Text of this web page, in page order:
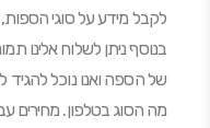
לקבל מידע על סוגי הספות,
בנוסף ניתן לשלוח אלינו
של הספה ואנו נוכל להגיד
מה הסוג בטלפון. מחירים